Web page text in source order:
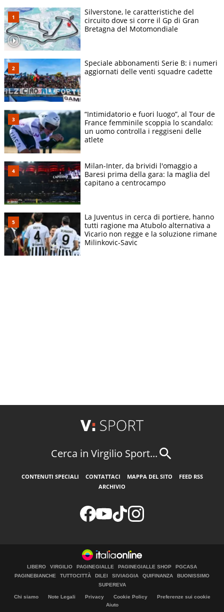
Silverstone, le caratteristiche del
circuito dove si corre il Gp di Gran
Bretagna del Motomondiale
Speciale abbonamenti Serie B: i numeri
aggiornati delle venti squadre cadette
“Intimidatorio e fuori luogo”, al Tour de
France femminile scoppia lo scandalo:
un uomo controlla i reggiseni delle
atlete
Milan-Inter, da brividi l'omaggio a
Baresi prima della gara: la maglia del
capitano a centrocampo
La Juventus in cerca di portiere, hanno
tutti ragione ma Atubolo alternativa a
Vicario non regge e la soluzione rimane
Milinkovic-Savic
Cerca in Virgilio Sport...
CONTENUTI SPECIALI CONTATTACI MAPPA DEL SITO
FEED RSS
ARCHIVIO
LIBERO VIRGILIO PAGINEGIALLE PAGINEGIALLE SHOP
PGCASA
PAGINEBIANCHE
TUTTOCITTÀ DILEI SIVIAGGIA QUIFINANZA
BUONISSIMO
SUPEREVA
Chi siamo Note Legali Privacy Cookie Policy
Preferenze sui cookie
Aiuto